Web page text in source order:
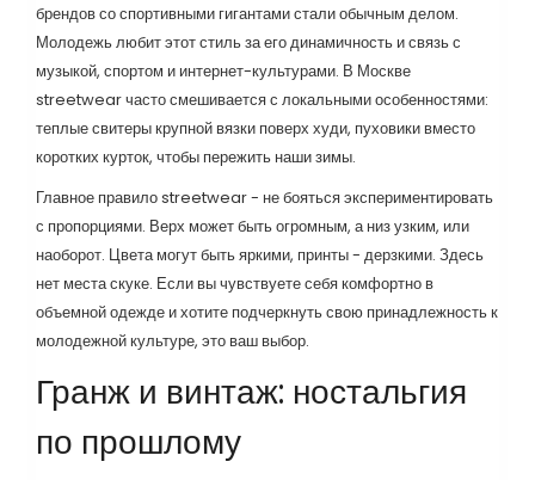
брендов со спортивными гигантами стали обычным делом.
Молодежь любит этот стиль за его динамичность и связь с
музыкой, спортом и интернет-культурами. В Москве
streetwear часто смешивается с локальными особенностями:
теплые свитеры крупной вязки поверх худи, пуховики вместо
коротких курток, чтобы пережить наши зимы.
Главное правило streetwear - не бояться экспериментировать
с пропорциями. Верх может быть огромным, а низ узким, или
наоборот. Цвета могут быть яркими, принты - дерзкими. Здесь
нет места скуке. Если вы чувствуете себя комфортно в
объемной одежде и хотите подчеркнуть свою принадлежность к
молодежной культуре, это ваш выбор.
Гранж и винтаж: ностальгия
по прошлому